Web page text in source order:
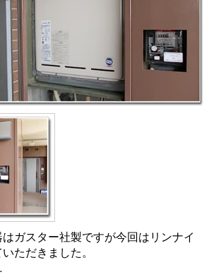
ガスター社製ですが今回はリンナイ
ただきました。